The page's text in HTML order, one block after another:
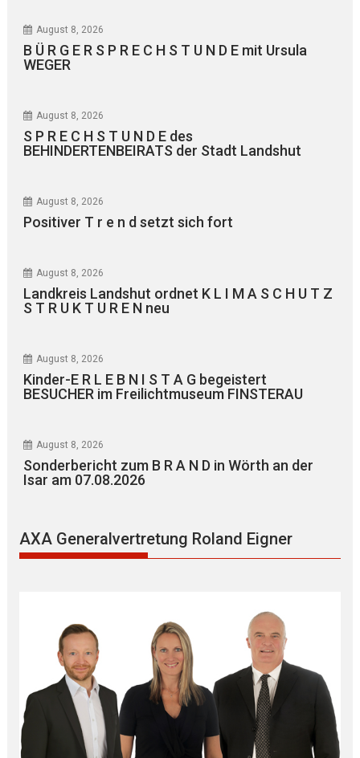
August 8, 2026
B Ü R G E R S P R E C H S T U N D E mit Ursula
WEGER
August 8, 2026
S P R E C H S T U N D E des
BEHINDERTENBEIRATS der Stadt Landshut
August 8, 2026
Positiver T r e n d setzt sich fort
August 8, 2026
Landkreis Landshut ordnet K L I M A S C H U T Z
S T R U K T U R E N neu
August 8, 2026
Kinder-E R L E B N I S T A G begeistert
BESUCHER im Freilichtmuseum FINSTERAU
August 8, 2026
Sonderbericht zum B R A N D in Wörth an der
Isar am 07.08.2026
AXA Generalvertretung Roland Eigner